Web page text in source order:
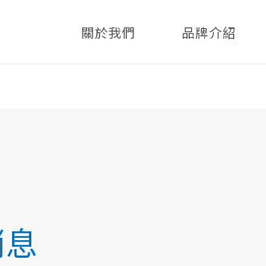
關於我們 品牌介紹